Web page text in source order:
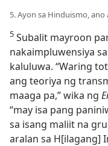
5. Ayon sa Hinduismo,
5 Subalit mayroon
nakaimpluwensiya
kaluluwa. “Waring
ang teoriya ng
maaga pa,” wika ng
“may isa pang
sa isang maliit na
aralan sa H[ilagang]